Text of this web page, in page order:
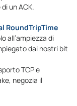
un ACK.
RoundTripTime
all’ampiezza di
dai nostri bit
TCP e
negozia il